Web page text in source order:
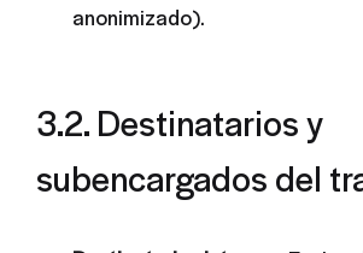
anonimizado).
3.2. Destinatarios y
subencargados del